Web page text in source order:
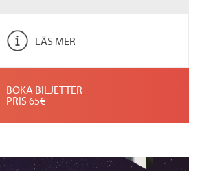
LÄS MER
BOKA BILJETTER
PRIS 65€